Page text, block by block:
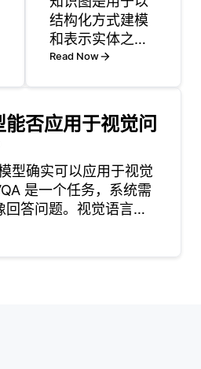
结构化方式建模
和表示实体之间
关系的强大工
缘中，其中节点
表示实体 (如
念)，边缘表示它
们之间的关系。
这种结构可以快
Read Now
否应用于视觉问
型确实可以应用于视觉
是一个任务，系统需
回答问题。视觉语言模
文本数据，使得它们